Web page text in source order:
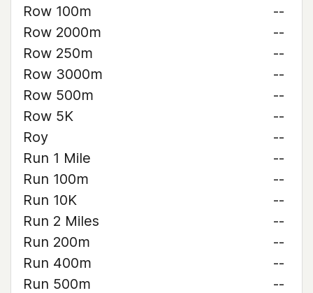
Row 100m
--
Row 2000m
--
Row 250m
--
Row 3000m
--
Row 500m
--
Row 5K
--
Roy
--
Run 1 Mile
--
Run 100m
--
Run 10K
--
Run 2 Miles
--
Run 200m
--
Run 400m
--
Run 500m
--